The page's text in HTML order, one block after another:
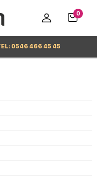
0546 466 45 45
0